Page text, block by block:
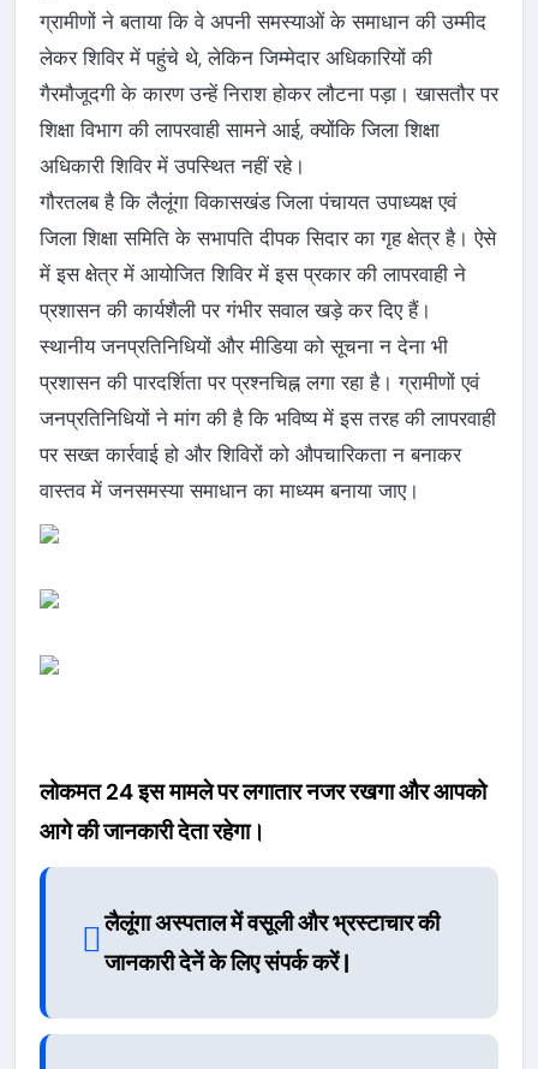
ग्रामीणों ने बताया कि वे अपनी समस्याओं के समाधान की उम्मीद
लेकर शिविर में पहुंचे थे, लेकिन जिम्मेदार अधिकारियों की
गैरमौजूदगी के कारण उन्हें निराश होकर लौटना पड़ा। खासतौर पर
शिक्षा विभाग की लापरवाही सामने आई, क्योंकि जिला शिक्षा
अधिकारी शिविर में उपस्थित नहीं रहे।
गौरतलब है कि लैलूंगा विकासखंड जिला पंचायत उपाध्यक्ष एवं
जिला शिक्षा समिति के सभापति दीपक सिदार का गृह क्षेत्र है। ऐसे
में इस क्षेत्र में आयोजित शिविर में इस प्रकार की लापरवाही ने
प्रशासन की कार्यशैली पर गंभीर सवाल खड़े कर दिए हैं।
स्थानीय जनप्रतिनिधियों और मीडिया को सूचना न देना भी
प्रशासन की पारदर्शिता पर प्रश्नचिह्न लगा रहा है। ग्रामीणों एवं
जनप्रतिनिधियों ने मांग की है कि भविष्य में इस तरह की लापरवाही
पर सख्त कार्रवाई हो और शिविरों को औपचारिकता न बनाकर
वास्तव में जनसमस्या समाधान का माध्यम बनाया जाए।
लोकमत 24 इस मामले पर लगातार नजर रखगा और आपको
आगे की जानकारी देता रहेगा।
लैलूंगा अस्पताल में वसूली और भ्रस्टाचार की
जानकारी देनें के लिए संपर्क करें |